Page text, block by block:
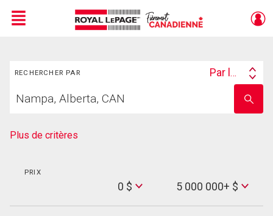
Menu
RECHERCHER PAR
Search
Par lieu
votre
nom
Plus de critères
PRIX
0 $
Max
Price
5 000 000+ $